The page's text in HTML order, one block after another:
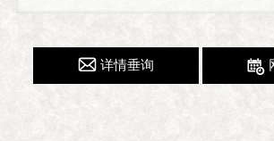
详情垂询